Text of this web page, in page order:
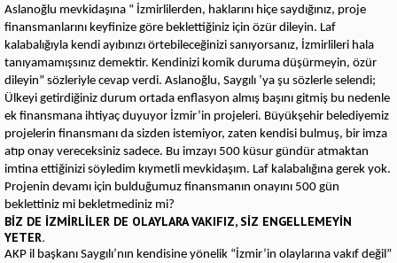
Aslanoğlu mevkidaşına “ İzmirlilerden, haklarını hiçe saydığınız, proje
finansmanlarını keyfinize göre beklettiğiniz için özür dileyin. Laf
kalabalığıyla kendi ayıbınızı örtebileceğinizi sanıyorsanız, İzmirlileri hala
tanıyamamışsınız demektir. Kendinizi komik duruma düşürmeyin, özür
dileyin” sözleriyle cevap verdi. Aslanoğlu, Saygılı ’ya şu sözlerle selendi;
Ülkeyi getirdiğiniz durum ortada enflasyon almış başını gitmiş bu nedenle
ek finansmana ihtiyaç duyuyor İzmir’in projeleri. Büyükşehir belediyemiz
projelerin finansmanı da sizden istemiyor, zaten kendisi bulmuş, bir imza
atıp onay vereceksiniz sadece. Bu imzayı 500 küsur gündür atmaktan
imtina ettiğinizi söyledim kıymetli mevkidaşım. Laf kalabalığına gerek yok.
Projenin devamı için bulduğumuz finansmanın onayını 500 gün
beklettiniz mi bekletmediniz mi?
BİZ DE İZMİRLİLER DE OLAYLARA VAKIFIZ, SİZ ENGELLEMEYİN
YETER.
AKP il başkanı Saygılı’nın kendisine yönelik “İzmir’in olaylarına vakıf değil”